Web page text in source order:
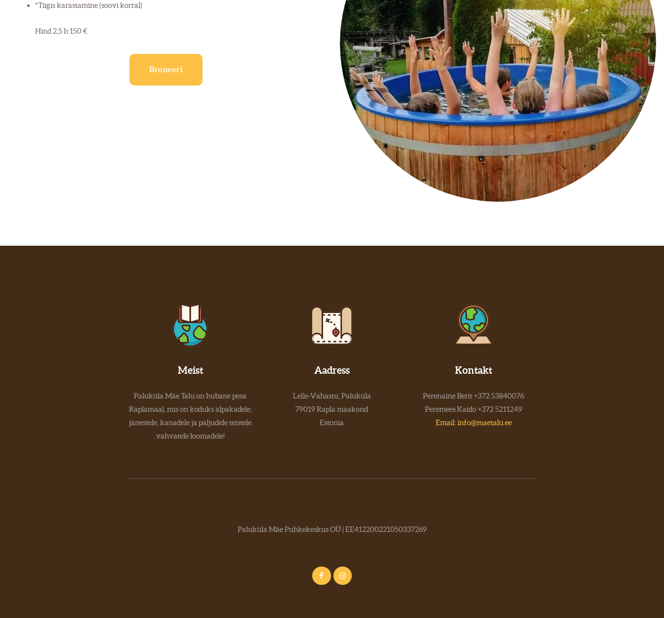
*Tiigis karastamine (soovi korral)
Hind 2,5 h 150 €
Broneeri
Meist
Paluküla Mäe Talu on hubane pesa
Raplamaal, mis on koduks alpakadele,
jänestele, kanadele ja paljudele teistele
vahvatele loomadele!
Aadress
Lelle-Vahastu, Paluküla
79019 Rapla maakond
Estonia
Kontakt
Perenaine Berit +372 53840076
Peremees Kaido +372 5211249
Email: info@maetalu.ee
Paluküla Mäe Puhkekeskus OÜ | EE412200221050337269